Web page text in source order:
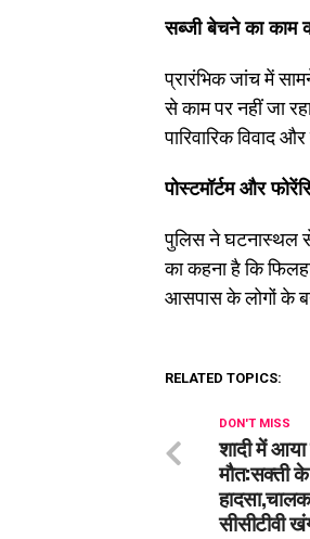
सब्जी बेचने का काम
प्रारंभिक जांच में
से काम पर नहीं जा
पारिवारिक विवाद
पोस्टमॉर्टम और
पुलिस ने घटनास्थल से
का कहना है कि
आसपास के लोगों के
RELATED TOPICS:
DON'T MISS
शादी में
मौत:सक्ती
सीसीटीवी